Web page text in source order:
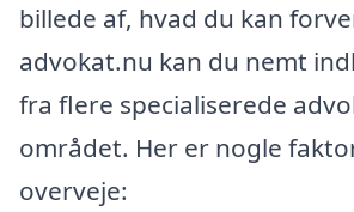
billede af, hvad du kan
advokat.nu kan du nemt
fra flere specialiserede
området. Her er nogle
overveje: